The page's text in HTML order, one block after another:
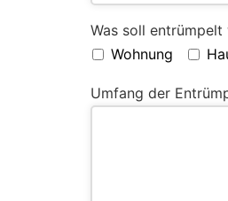
Was soll entrümpelt
Wohnung
Umfang der